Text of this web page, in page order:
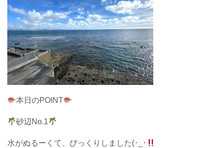
本日のPOINT
砂辺No.1
水がぬるーくて、びっくりしました(･_･